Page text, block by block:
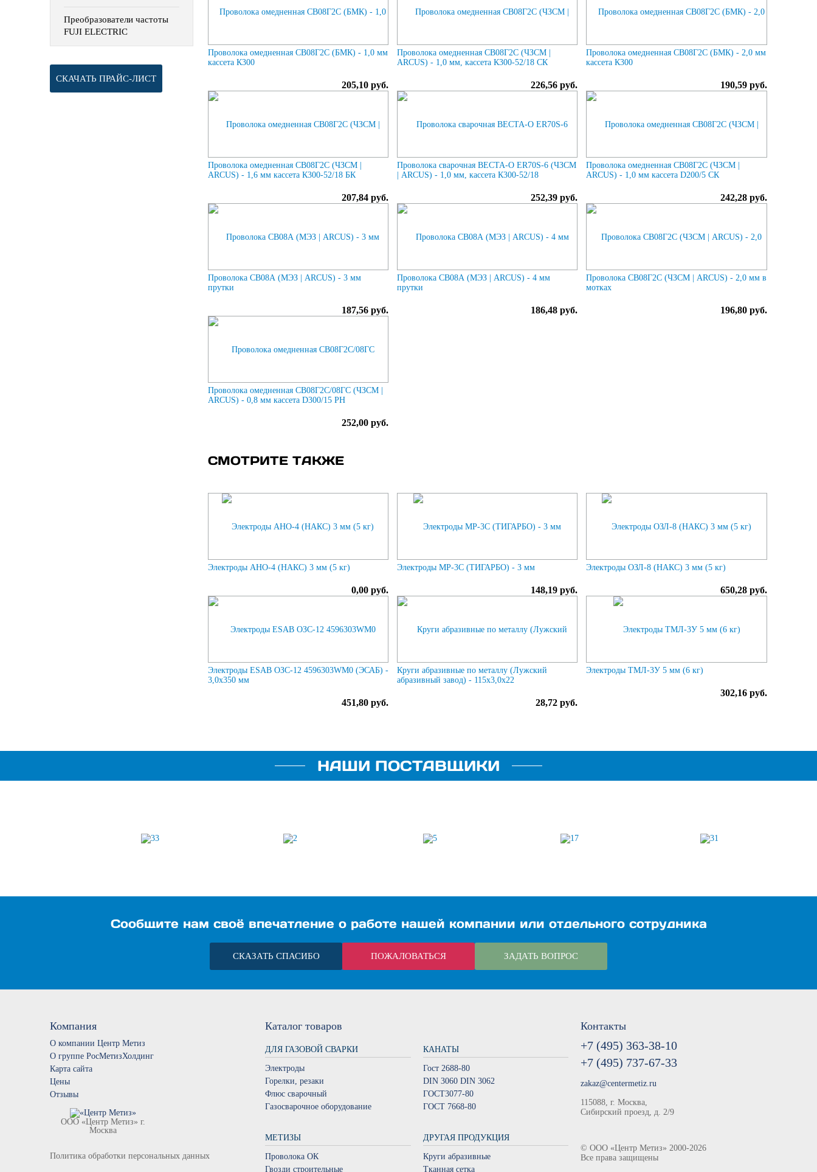
Преобразователи частоты
FUJI ELECTRIC
СКАЧАТЬ ПРАЙС-ЛИСТ
Проволока омедненная СВ08Г2С (БМК) - 1,0 мм
кассета К300
205,10 руб.
Проволока омедненная СВ08Г2С (ЧЗСМ |
ARCUS) - 1,0 мм, кассета К300-52/18 СК
226,56 руб.
Проволока омедненная СВ08Г2С (БМК) - 2,0 мм
кассета К300
190,59 руб.
Проволока омедненная СВ08Г2С (ЧЗСМ |
ARCUS) - 1,6 мм кассета К300-52/18 БК
207,84 руб.
Проволока сварочная ВЕСТА-О ER70S-6 (ЧЗСМ
| ARCUS) - 1,0 мм, кассета К300-52/18
252,39 руб.
Проволока омедненная СВ08Г2С (ЧЗСМ |
ARCUS) - 1,0 мм кассета D200/5 СК
242,28 руб.
Проволока СВ08А (МЭЗ | ARCUS) - 3 мм
прутки
187,56 руб.
Проволока СВ08А (МЭЗ | ARCUS) - 4 мм
прутки
186,48 руб.
Проволока СВ08Г2С (ЧЗСМ | ARCUS) - 2,0 мм в
мотках
196,80 руб.
Проволока омедненная СВ08Г2С/08ГС (ЧЗСМ |
ARCUS) - 0,8 мм кассета D300/15 РН
252,00 руб.
СМОТРИТЕ ТАКЖЕ
Электроды АНО-4 (НАКС) 3 мм (5 кг)
0,00 руб.
Электроды МР-3С (ТИГАРБО) - 3 мм
148,19 руб.
Электроды ОЗЛ-8 (НАКС) 3 мм (5 кг)
650,28 руб.
Электроды ESAB ОЗС-12 4596303WM0 (ЭСАБ) -
3,0х350 мм
451,80 руб.
Круги абразивные по металлу (Лужский
абразивный завод) - 115х3,0х22
28,72 руб.
Электроды ТМЛ-3У 5 мм (6 кг)
302,16 руб.
НАШИ ПОСТАВЩИКИ
Сообщите нам своё впечатление о работе нашей компании или отдельного сотрудника
СКАЗАТЬ СПАСИБО ПОЖАЛОВАТЬСЯ ЗАДАТЬ ВОПРОС
Компания
О компании Центр Метиз
О группе РосМетизХолдинг
Карта сайта
Цены
Отзывы
ООО «Центр Метиз» г.
Москва
Политика обработки персональных данных
Каталог товаров
ДЛЯ ГАЗОВОЙ СВАРКИ
Электроды
Горелки, резаки
Флюс сварочный
Газосварочное оборудование
КАНАТЫ
Гост 2688-80
DIN 3060 DIN 3062
ГОСТ3077-80
ГОСТ 7668-80
МЕТИЗЫ
Проволока ОК
Гвозди строительные
ДРУГАЯ ПРОДУКЦИЯ
Круги абразивные
Тканная сетка
Контакты
+7 (495) 363-38-10
+7 (495) 737-67-33
zakaz@centermetiz.ru
115088, г. Москва,
Сибирский проезд, д. 2/9
©ООО «Центр Метиз» 2000-2026
Все права защищены